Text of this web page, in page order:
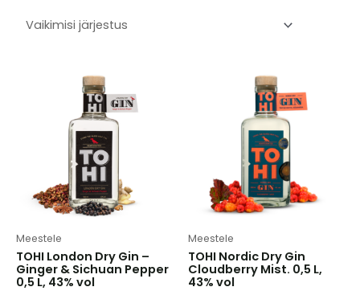
Meestele
TOHI London Dry Gin –
Ginger & Sichuan Pepper
0,5 L, 43% vol
Meestele
TOHI Nordic Dry Gin
Cloudberry Mist. 0,5 L,
43% vol